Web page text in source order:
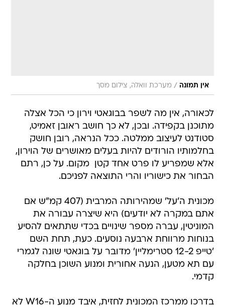
אין תמונה / מערכת וואלה, צילום מסך
לכאורה, אין מה לשפר בבוגאטי וירון כי הכל אצלה
מתוכנן בקפידה. ובכן, לא כך חושב ראובן זאמיט,
סטודנט לעיצוב ממלטה. ככל הנראה, רובן חושק
בחלמותיו הורודים להיות בעלים מאושרים של הוירון,
אלא שמפריע לו פרט אחד קטן  מקום. על כן, רתם
הבחור את כישוריו והרי התוצאה לפניכם.
מכונית ה'על' שמהירותה המרבית (407 קמ"ש אם
אתם במקרה לא יודעים) היא שיצרה עבורה את
המוניטין, עברה מספר שינויים בכדי שתתאים להסיע
בנוחות מרווחת ארבעה נוסעים. כעת, תחת השם
'טייפ 12-2 סטרימליין' מדובר על בוגאטי שונה לגמרי
עם תא מטען, הנעה אחורית ומנוע השוכן בחלקה
קדמי.
בדרכו ממרכז המכונית לחזית, איבד מנוע ה-W16 לא